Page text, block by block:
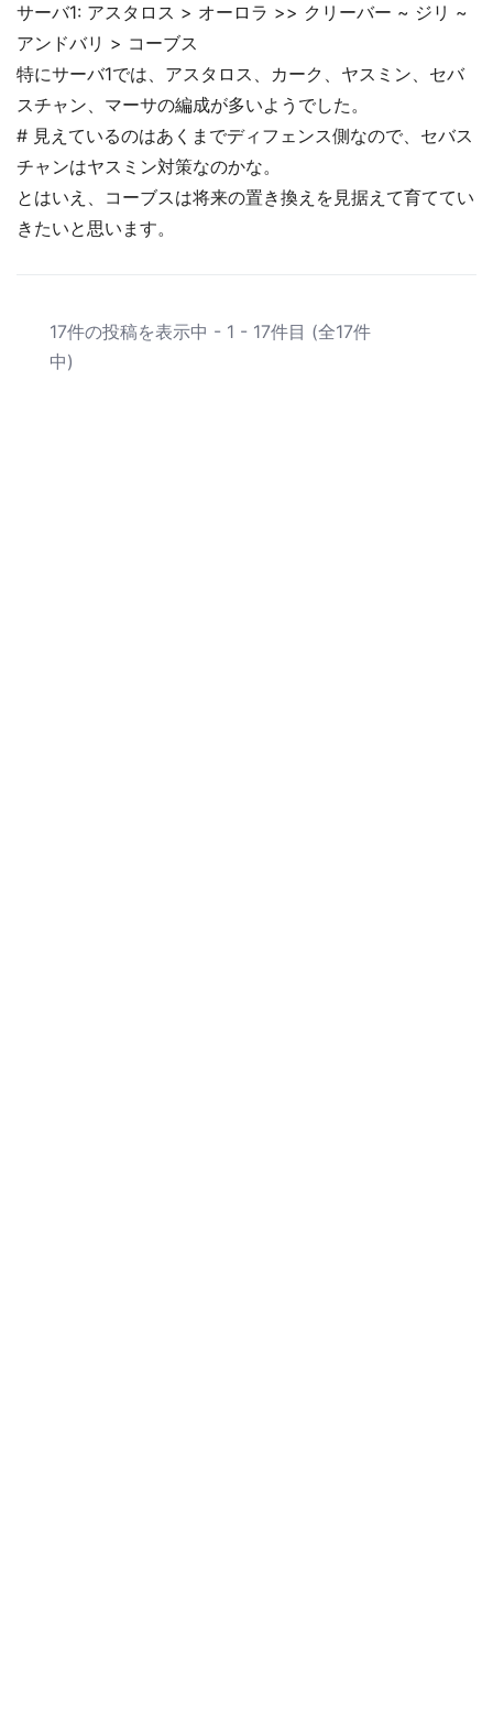
サーバ1: アスタロス > オーロラ >> クリーバー ~ ジリ ~
アンドバリ > コーブス
特にサーバ1では、アスタロス、カーク、ヤスミン、セバ
スチャン、マーサの編成が多いようでした。
# 見えているのはあくまでディフェンス側なので、セバス
チャンはヤスミン対策なのかな。
とはいえ、コーブスは将来の置き換えを見据えて育ててい
きたいと思います。
17件の投稿を表示中 - 1 - 17件目 (全17件
中)